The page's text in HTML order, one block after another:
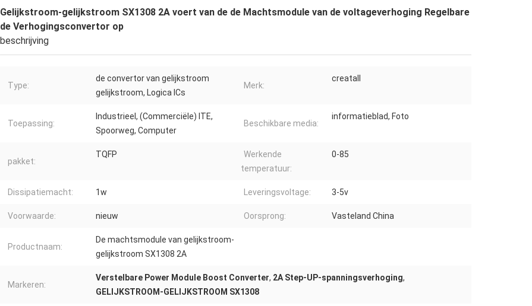
Gelijkstroom-gelijkstroom SX1308 2A voert van de de Machtsmodule van de voltageverhoging Regelbare
de Verhogingsconvertor op
beschrijving
Type:
de convertor van gelijkstroom
gelijkstroom, Logica ICs
Merk:
creatall
Toepassing:
Industrieel, (Commerciële) ITE,
Spoorweg, Computer
Beschikbare media:
informatieblad, Foto
pakket:
TQFP
Werkende
temperatuur:
0-85
Dissipatiemacht: 1w Leveringsvoltage: 3-5v
Voorwaarde: nieuw Oorsprong: Vasteland China
Productnaam:
De machtsmodule van gelijkstroom-
gelijkstroom SX1308 2A
Markeren:
Verstelbare Power Module Boost Converter, 2A Step-UP-spanningsverhoging,
GELIJKSTROOM-GELIJKSTROOM SX1308